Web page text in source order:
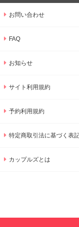
お問い合わせ
FAQ
お知らせ
サイト利用規約
予約利用規約
特定商取引法に基づく表
カップルズとは